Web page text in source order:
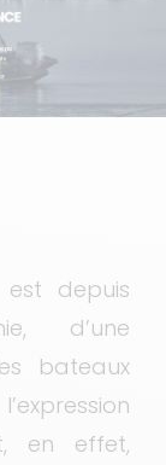
depuis
d’une
bateaux
en effet,